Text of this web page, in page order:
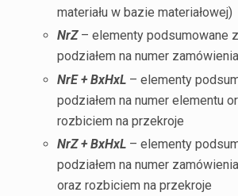
materiału w bazie materiałowej)
NrZ– elementy podsumowane z
podziałem na numer
NrE + BxHxL – elementy
podziałem na numer elementu
rozbiciem na przekroje
NrZ + BxHxL – elementy
podziałem na numer
oraz rozbiciem na przekroje